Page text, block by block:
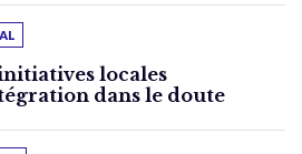
locales
dans le doute